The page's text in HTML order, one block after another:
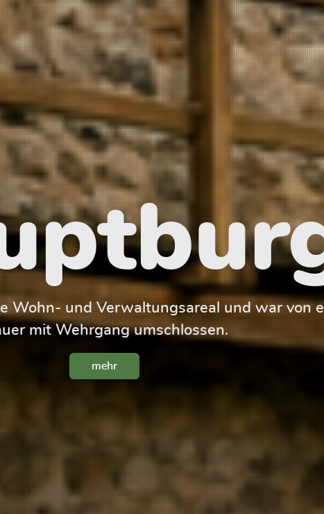
Wohn- und Verwaltungsareal und war von
mit Wehrgang umschlossen.
mehr